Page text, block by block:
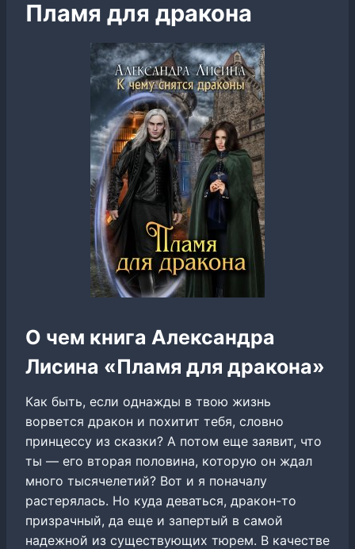
Пламя для дракона
О чем книга Александра
Лисина «Пламя для дракона»
Как быть, если однажды в твою жизнь
ворвется дракон и похитит тебя, словно
принцессу из сказки? А потом еще заявит, что
ты — его вторая половина, которую он ждал
много тысячелетий? Вот и я поначалу
растерялась. Но куда деваться, дракон-то
призрачный, да еще и запертый в самой
надежной из существующих тюрем. В качестве